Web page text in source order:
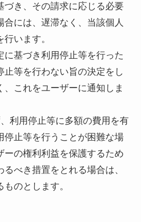
づき、その請求に応じる必要
合には、遅滞なく、当該個人
います。
に基づき利用停止等を行った
止等を行わない旨の決定をし
、これをユーザーに通知しま
利用停止等に多額の費用を有
停止等を行うことが困難な場
ーの権利利益を保護するため
べき措置をとれる場合は、
のとします。